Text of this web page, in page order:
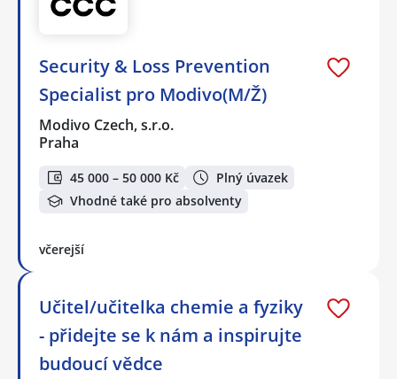
Security & Loss Prevention
Specialist pro Modivo(M/Ž)
Modivo Czech, s.r.o.
Praha
45 000 – 50 000 Kč
Plný úvazek
Vhodné také pro absolventy
včerejší
Učitel/učitelka chemie a fyziky
- přidejte se k nám a inspirujte
budoucí vědce